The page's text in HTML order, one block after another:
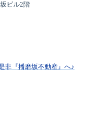
ビル2階
非『播磨坂不動産』へ♪